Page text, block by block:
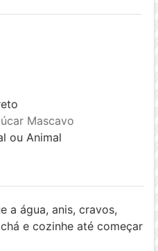
Mascavo
ou Animal
a água, anis, cravos,
e cozinhe até começar